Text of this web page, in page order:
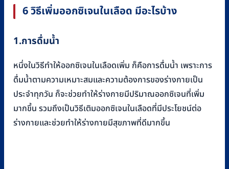
6 วิธีเพิ่มออกซิเจนในเลือด มีอะไรบ้าง
1.การดื่มน้ำ
หนึ่งในวิธีทำให้ออกซิเจนในเลือดเพิ่ม ก็คือการดื่มน้ำ เพราะการ
ดื่มน้ำตามความเหมาะสมและความต้องการของร่างกายเป็น
ประจำทุกวัน ก็จะช่วยทำให้ร่างกายมีปริมาณออกซิเจนที่เพิ่ม
มากขึ้น รวมถึงเป็นวิธีเติมออกซิเจนในเลือดที่มีประโยชน์ต่อ
ร่างกายและช่วยทำให้ร่างกายมีสุขภาพที่ดีมากขึ้น